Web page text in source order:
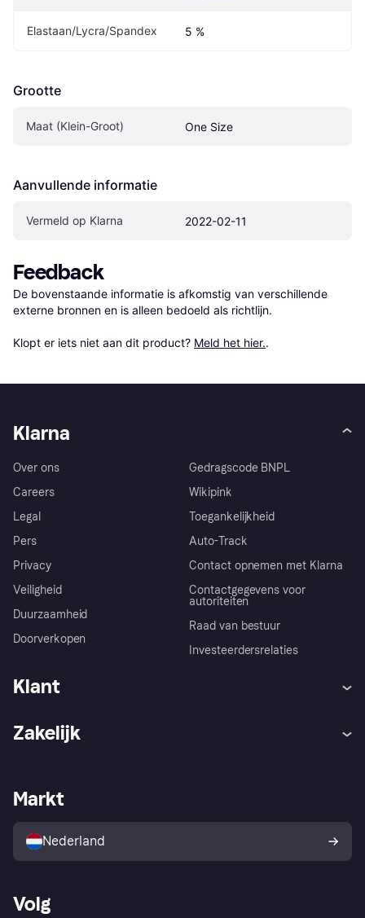
Elastaan/Lycra/Spandex 5 %
Grootte
Maat (Klein-Groot) One Size
Aanvullende informatie
Vermeld op Klarna 2022-02-11
Feedback
De bovenstaande informatie is afkomstig van verschillende
externe bronnen en is alleen bedoeld als richtlijn.
Klopt er iets niet aan dit product? Meld het hier..
Klarna
Over ons
Careers
Legal
Pers
Privacy
Veiligheid
Duurzaamheid
Doorverkopen
Gedragscode BNPL
Wikipink
Toegankelijkheid
Auto-Track
Contact opnemen met Klarna
Contactgegevens voor
autoriteiten
Raad van bestuur
Investeerdersrelaties
Klant
Winkeloverzicht
Kopersbescherming voor
consumenten
Zakelijk
Zakelijke login
Markt
Nederland
Volg